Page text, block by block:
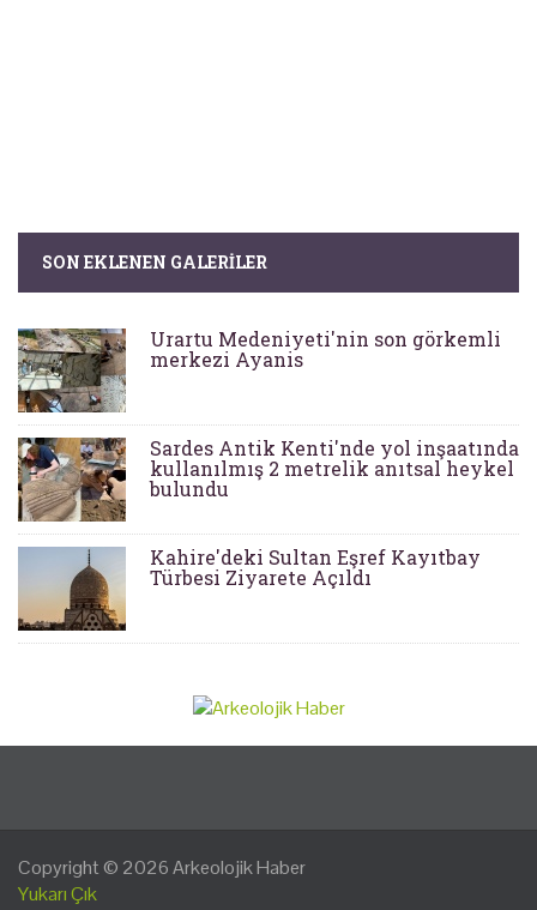
SON EKLENEN GALERILER
Urartu Medeniyeti'nin son görkemli
merkezi Ayanis
Sardes Antik Kenti'nde yol inşaatında
kullanılmış 2 metrelik anıtsal heykel
bulundu
Kahire'deki Sultan Eşref Kayıtbay
Türbesi Ziyarete Açıldı
Copyright © 2026Arkeolojik Haber
Yukarı Çık